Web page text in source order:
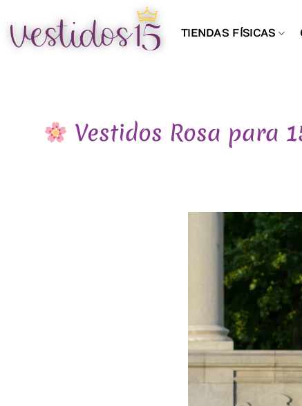
contenido
TIENDAS FÍSICAS
Vestidos Rosa para